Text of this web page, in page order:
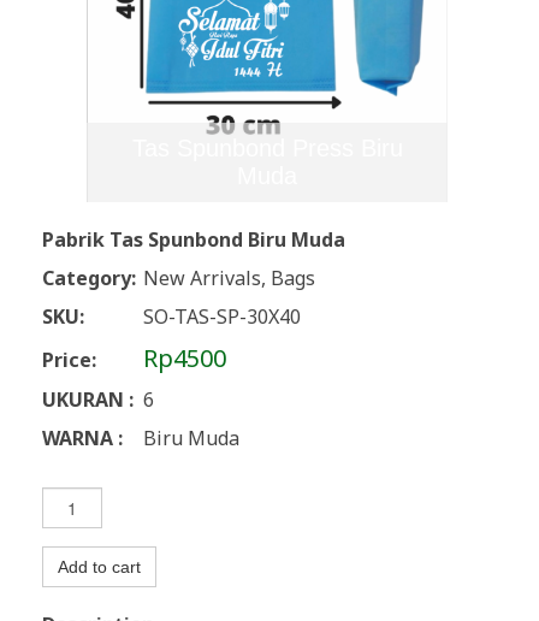
Pabrik Tas Spunbond Biru Muda
Category: New Arrivals, Bags
SKU:
SO-TAS-SP-30X40
Price:
Rp4500
UKURAN : 6
WARNA :
Biru Muda
Add to cart